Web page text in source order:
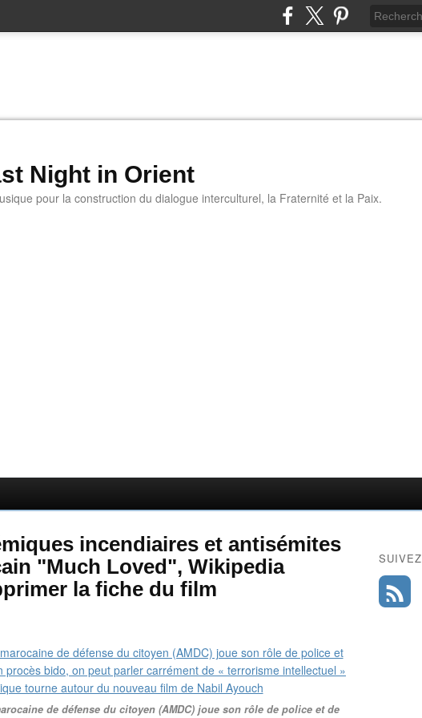
Night in Orient
pour la construction du dialogue interculturel, la Fraternité et la Paix.
incendiaires et antisémites
"Much Loved", Wikipedia
la fiche du film
de défense du citoyen (AMDC) joue son rôle de police et de